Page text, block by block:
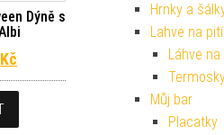
Dýně s
cena byla: 99 Kč.
Kč Aktuální cena je: 89 Kč.
Hrnky a
Lahve na pití
Láhve
Můj bar
Placatky